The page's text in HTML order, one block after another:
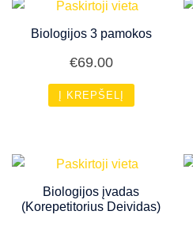
Biologijos 3 pamokos
€69.00
Į KREPŠELĮ
Biologijos įvadas
(Korepetitorius Deividas)